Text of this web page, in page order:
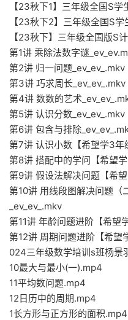
【23秋下1】三年级全国S
【23秋下2】三年级全国S
【23秋下】三年级全国版S
第1讲 乘除法数字谜
第2讲 归一问题_ev_ev_.mkv
第3讲 巧求周长_ev_ev_.mkv
第4讲 数数的艺术
第5讲 认识分数_ev_ev_.mkv
第6讲 包含与排除
第7讲 认识小数【希望学3年
第8讲 搭配中的学问【希望
第9讲 假设法解决问题【希
第10讲 用线段图解决问题（
_ev_ev_.mkv
第11讲 年龄问题进阶【希望
第12讲 周期问题进阶【希望
024三年级数学培训s班杨景
10最大与最小(一).mp4
11平均数问题.mp4
12日历中的周期.mp4
1长方形与正方形的面积.mp4